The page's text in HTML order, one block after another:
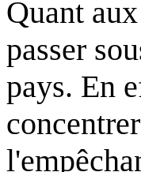
Quant
passer
pays. En